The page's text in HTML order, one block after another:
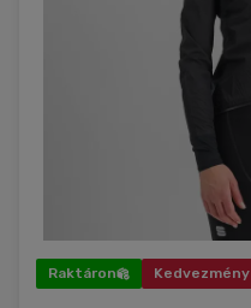
Raktáron Kedvezmény